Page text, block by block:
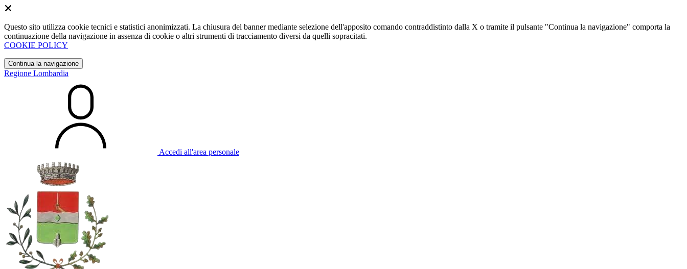
Questo sito utilizza cookie tecnici e statistici anonimizzati. La chiusura del banner mediante selezione dell'apposito comando contraddistinto dalla X o tramite il pulsante "Continua la navigazione" comporta la
continuazione della navigazione in assenza di cookie o altri strumenti di tracciamento diversi da quelli sopracitati.
COOKIE POLICY
Continua la navigazione
Regione Lombardia
Accedi all'area personale